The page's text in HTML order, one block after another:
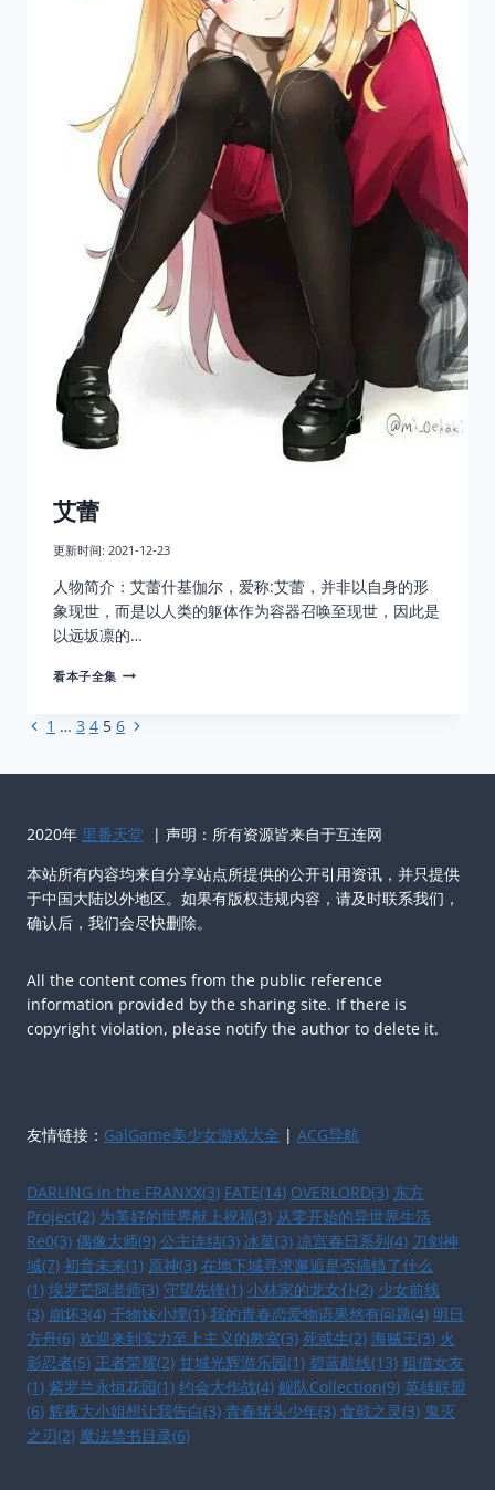
艾蕾
更新时间: 2021-12-23
人物简介：艾蕾什基伽尔，爱称:艾蕾，并非以自身的形
象现世，而是以人类的躯体作为容器召唤至现世，因此是
以远坂凛的…
看本子全集 艾
页
航
上
页
1 … 3 4 5 6 下
页
2020年 里番天堂 | 声明：所有资源皆来自于互连网
本站所有内容均来自分享站点所提供的公开引用资讯，并只提供
于中国大陆以外地区。如果有版权违规内容，请及时联系我们，
确认后，我们会尽快删除。
All the content comes from the public reference
information provided by the sharing site. If there is
copyright violation, please notify the author to delete it.
友情链接： GalGame美少女游戏大全 | ACG导航
DARLING in the FRANXX(3) FATE(14) OVERLORD(3) 东方
Project(2) 为美好的世界献上祝福(3) 从零开始的异世界生活
Re0(3) 偶像大师(9) 公主连结(3) 冰菓(3) 凉宫春日系列(4) 刀剑神
域(7) 初音未来(1) 原神(3) 在地下城寻求邂逅是否搞错了什么
(1) 埃罗芒阿老师(3) 守望先锋(1) 小林家的龙女仆(2) 少女前线
(3) 崩坏3(4) 干物妹小埋(1) 我的青春恋爱物语果然有问题(4) 明日
方舟(6) 欢迎来到实力至上主义的教室(3) 死或生(2) 海贼王(3) 火
影忍者(5) 王者荣耀(2) 甘城光辉游乐园(1) 碧蓝航线(13) 租借女友
(1) 紫罗兰永恒花园(1) 约会大作战(4) 舰队Collection(9) 英雄联盟
(6) 辉夜大小姐想让我告白(3) 青春猪头少年(3) 食戟之灵(3) 鬼灭
之刃(2) 魔法禁书目录(6)